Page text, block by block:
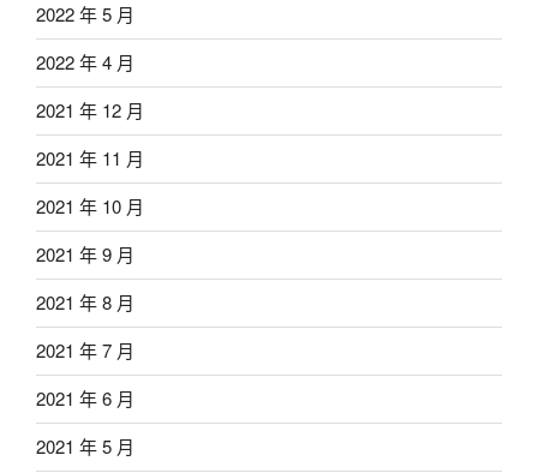
2022 年 5 月
2022 年 4 月
2021 年 12 月
2021 年 11 月
2021 年 10 月
2021 年 9 月
2021 年 8 月
2021 年 7 月
2021 年 6 月
2021 年 5 月